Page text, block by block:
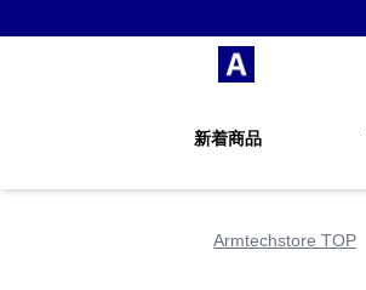
新着商品
Armtechstore TOP